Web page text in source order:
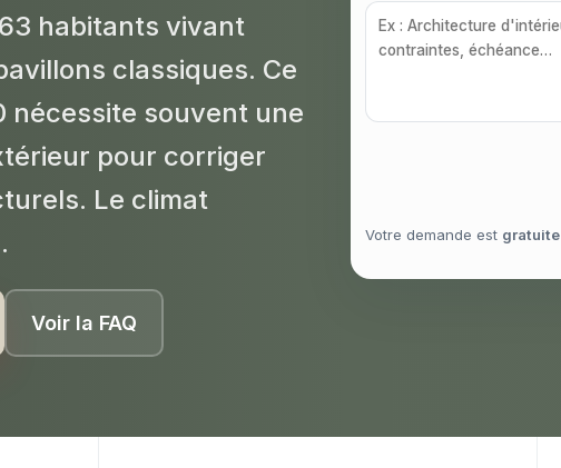
habitants vivant
classiques. Ce
nécessite souvent une
pour corriger
Le climat
Voir la FAQ
Votre demande est gratuite